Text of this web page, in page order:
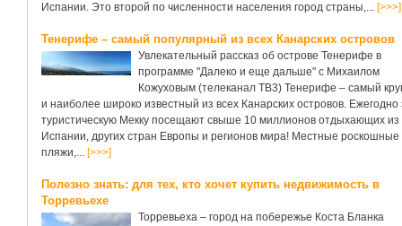
Испании. Это второй по численности населения город страны,... [>>>]
Тенерифе – самый популярный из всех Канарских островов
Увлекательный рассказ об острове Тенерифе в
программе "Далеко и еще дальше" с Михаилом
Кожуховым (телеканал ТВ3) Тенерифе – самый
и наиболее широко известный из всех Канарских островов. Ежегодно
туристическую Мекку посещают свыше 10 миллионов отдыхающих из
Испании, других стран Европы и регионов мира! Местные роскошные
пляжи,... [>>>]
Полезно знать: для тех, кто хочет купить недвижимость в
Торревьехе
Торревьеха – город на побережье Коста Бланка